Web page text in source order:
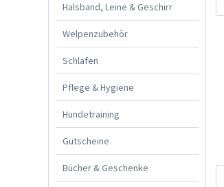
Halsband, Leine & Geschirr
Welpenzubehör
Schlafen
Pflege & Hygiene
Hundetraining
Gutscheine
Bücher & Geschenke